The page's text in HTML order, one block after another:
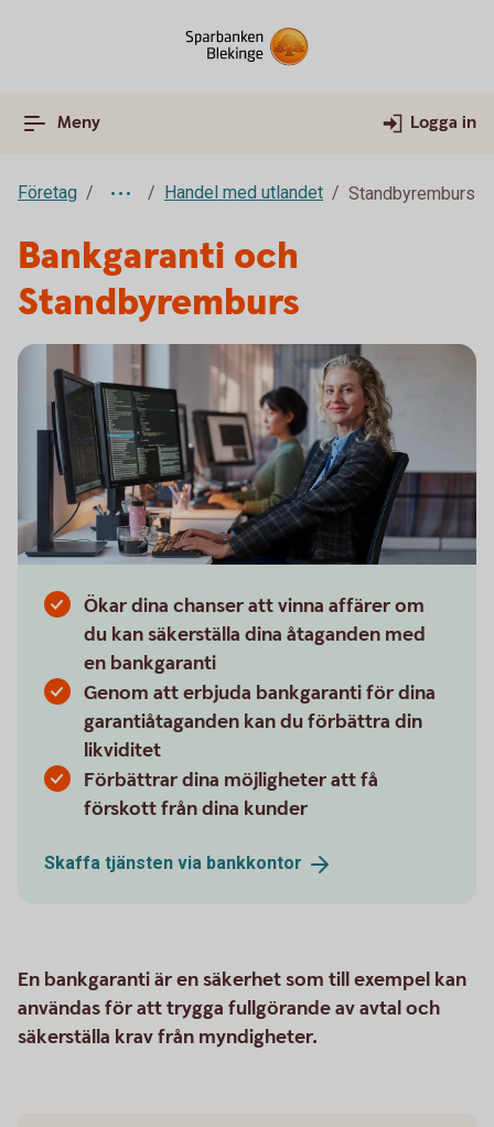
Meny Logga in
Företag Handel med utlandet Standbyremburs
Bankgaranti och
Standbyremburs
Ökar dina chanser att vinna affärer om
du kan säkerställa dina åtaganden med
en bankgaranti
Genom att erbjuda bankgaranti för dina
garantiåtaganden kan du förbättra din
likviditet
Förbättrar dina möjligheter att få
förskott från dina kunder
Skaffa tjänsten via bankkontor
En bankgaranti är en säkerhet som till exempel kan
användas för att trygga fullgörande av avtal och
säkerställa krav från myndigheter.